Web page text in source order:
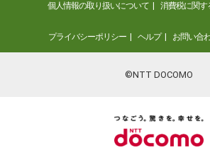
個人情報の取り扱いについて 消費税に関す
プライバシーポリシー ヘルプ お問い合
©NTT DOCOMO